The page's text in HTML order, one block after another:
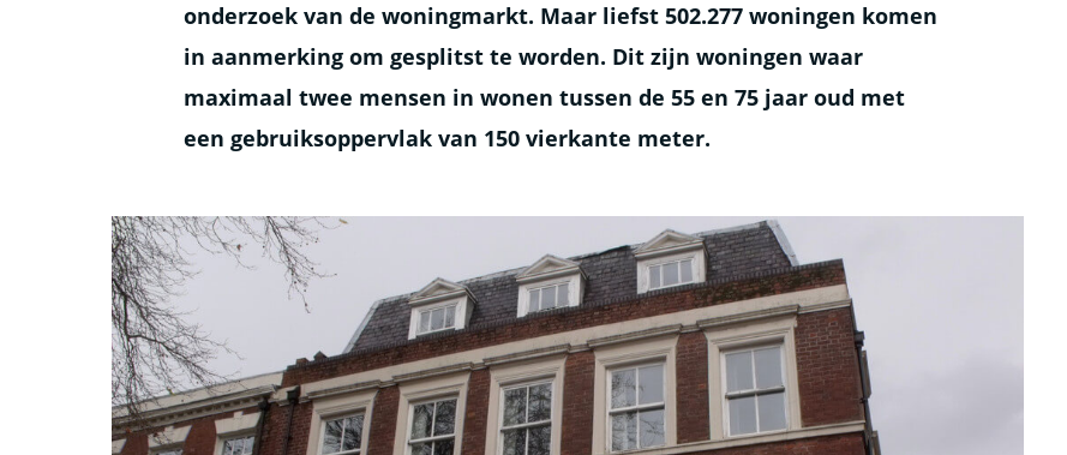
onderzoek van de woningmarkt. Maar liefst 502.277 woningen komen
in aanmerking om gesplitst te worden. Dit zijn woningen waar
maximaal twee mensen in wonen tussen de 55 en 75 jaar oud met
een gebruiksoppervlak van 150 vierkante meter.